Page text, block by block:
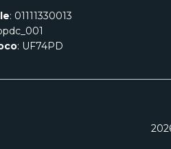
: 01111330013
: UF74PD